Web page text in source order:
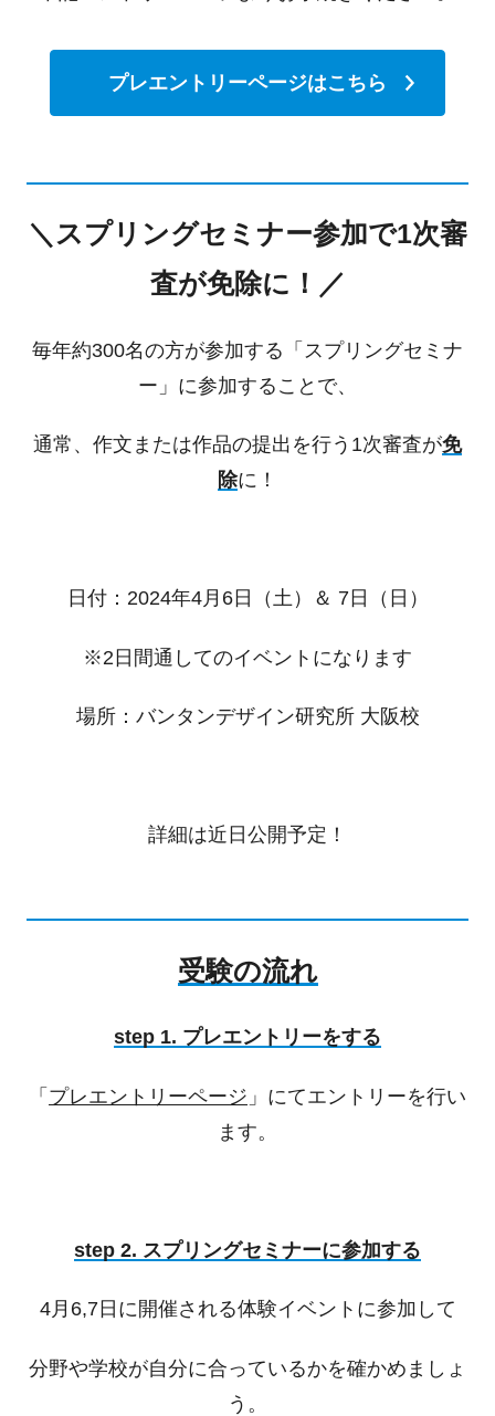
プレエントリーページはこちら
＼スプリングセミナー参加で1次審
査が免除に！／
毎年約300名の方が参加する「スプリングセミナ
ー」に参加することで、
通常、作文または作品の提出を行う1次審査が免
除に！
日付：2024年4月6日（土）＆ 7日（日）
※2日間通してのイベントになります
場所：バンタンデザイン研究所 大阪校
詳細は近日公開予定！
受験の流れ
step 1. プレエントリーをする
「 プレエントリーページ 」にてエントリーを行い
ます。
step 2. スプリングセミナーに参加する
4月6,7日に開催される体験イベントに参加して
分野や学校が自分に合っているかを確かめましょ
う。